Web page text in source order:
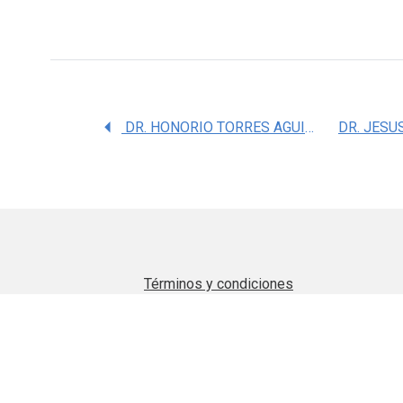
DR. HONORIO TORRES AGUILAR
Términos y condiciones